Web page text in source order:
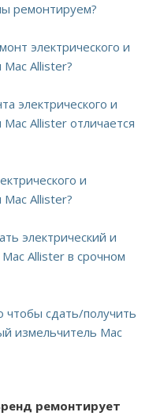
ремонтируем?
электрического и
Allister?
электрического и
Allister отличается
и
Allister?
электрический и
Allister в срочном
чтобы сдать/получить
измельчитель Mac
ремонтирует